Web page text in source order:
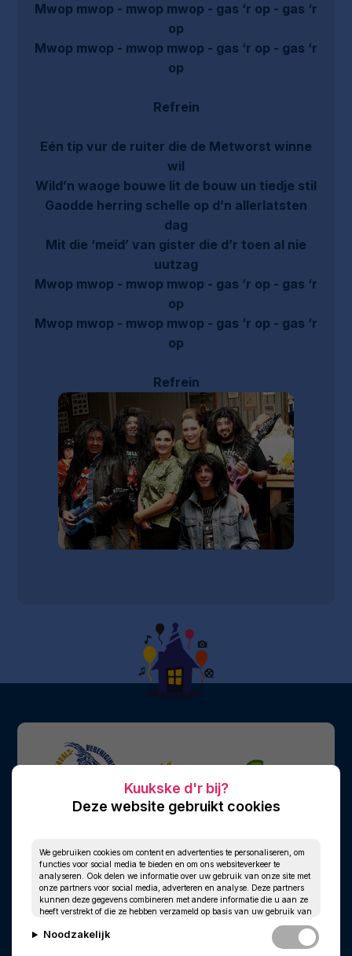
Mwop mwop - mwop mwop - gas ‘r op - gas ‘r
op
Mwop mwop - mwop mwop - gas ‘r op - gas ‘r
op
Refrein
Eén tip vur de ruiter die de Metworst winne
wil
Wild’n waoge bouwe lit de bouw un tiedje stil
Gaodde herring schelle op d’n allerlatsten
dag
Mit die ‘meid’ van gister die d’r toen al nie
uutzag
Mwop mwop - mwop mwop - gas ‘r op - gas ‘r
op
Mwop mwop - mwop mwop - gas ‘r op - gas ‘r
op
Refrein
Deze website gebruikt cookies
We gebruiken cookies om content en advertenties te personaliseren, om
functies voor social media te bieden en om ons websiteverkeer te
analyseren. Ook delen we informatie over uw gebruik van onze site met
onze partners voor social media, adverteren en analyse. Deze partners
kunnen deze gegevens combineren met andere informatie die u aan ze
heeft verstrekt of die ze hebben verzameld op basis van uw gebruik van
Noodzakelijk